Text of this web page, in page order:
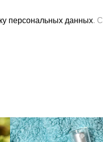
персональных данных. С